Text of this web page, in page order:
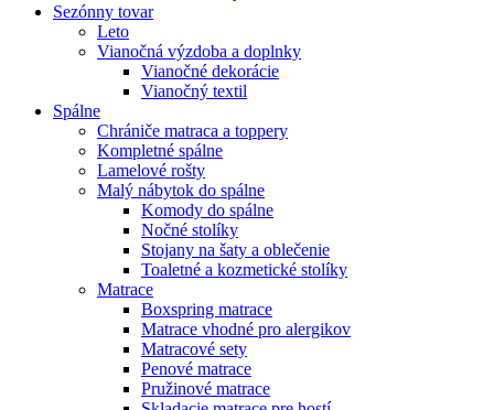
Sezónny tovar
Leto
Vianočná výzdoba a doplnky
Vianočné dekorácie
Vianočný textil
Spálne
Chrániče matraca a toppery
Kompletné spálne
Lamelové rošty
Malý nábytok do spálne
Komody do spálne
Nočné stolíky
Stojany na šaty a oblečenie
Toaletné a kozmetické stolíky
Matrace
Boxspring matrace
Matrace vhodné pro alergikov
Matracové sety
Penové matrace
Pružinové matrace